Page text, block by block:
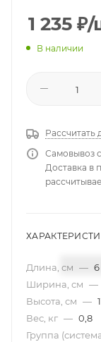
1 235 ₽/
В наличии
Рассчитать
Самовывоз
Доставка в
Длина, см — 6
Ширина, см —
Высота, см —
Вес, кг — 0,8
Группа